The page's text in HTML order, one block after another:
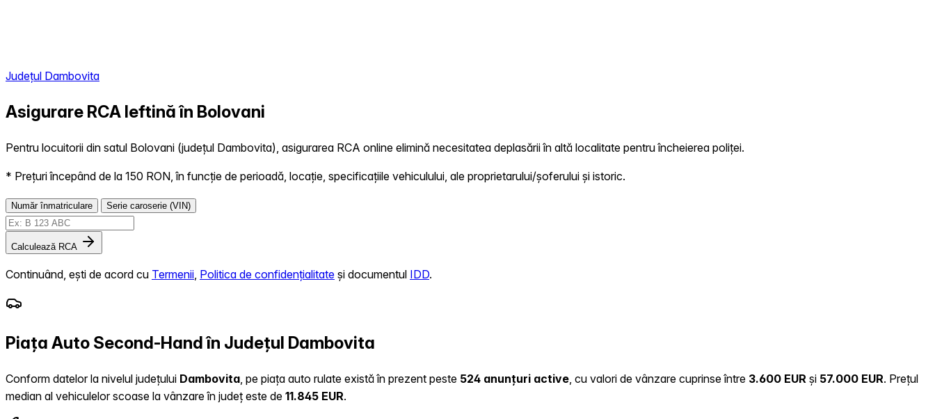
Județul Dambovita
Asigurare RCA Ieftină în Bolovani
Pentru locuitorii din satul Bolovani (județul Dambovita), asigurarea RCA online elimină necesitatea deplasării în altă localitate pentru încheierea poliței.
* Prețuri începând de la 150 RON, în funcție de perioadă, locație, specificațiile vehiculului, ale proprietarului/șoferului și istoric.
Număr înmatriculare Serie caroserie (VIN)
Calculează RCA
Continuând, ești de acord cu Termenii Politica de confidențialitate și documentul IDD.
Piața Auto Second-Hand în Județul Dambovita
Conform datelor la nivelul județului Dambovita , pe piața auto rulate există în prezent peste 524 anunțuri active , cu valori de vânzare cuprinse între 3.600 EUR și 57.000 EUR. Prețul
median al vehiculelor scoase la vânzare în județ este de 11.845 EUR.